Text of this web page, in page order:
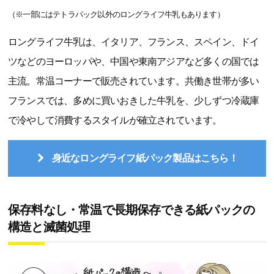
（※一部にはテトラパック以外のロングライフ牛乳もあります）
ロングライフ牛乳は、イタリア、フランス、スペイン、ドイ
ツなどのヨーロッパや、中国や東南アジアなど多くの国では
主流。常温コーナーで販売されています。共働き世帯が多い
フランスでは、多めに買いおきした牛乳を、少しずつ冷蔵庫
で冷やして消費するスタイルが確立されています。
身近なロングライフ紙パック製品はこちら！
保存料なし・常温で長期保存できる紙パックの
構造と滅菌処理